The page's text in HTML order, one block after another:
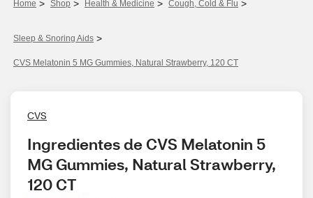
Home > Shop > Health & Medicine > Cough, Cold & Flu >
Sleep & Snoring Aids >
CVS Melatonin 5 MG Gummies, Natural Strawberry, 120 CT
CVS
Ingredientes de CVS Melatonin 5
MG Gummies, Natural Strawberry,
120 CT